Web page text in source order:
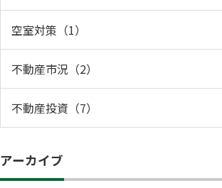
空室対策（1）
不動産市況（2）
不動産投資（7）
アーカイブ